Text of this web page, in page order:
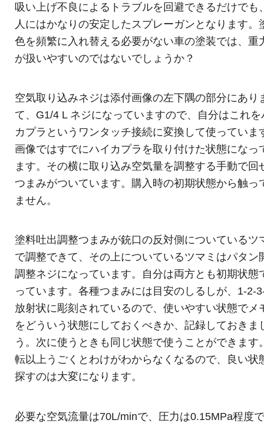
吸い上げ不良によるトラブルを回避できるだけでも
人にはかなりの安定したスプレーガンとなります。
色を頻繁に入れ替える必要がない車の塗装では、重
が扱いやすいのではないでしょうか？
空気取り込みネジは添付画像の左下隅の部分にあり
て、G1/4 L ネジになっていますので、自分はこれを
カプラというワンタッチ接続に変換して使っていま
画像ではすでにハイカプラを取り付けた状態になっ
ます。その横に取り込み空気量を調整する手動で回
つまみがついています。購入時の初期状態から触っ
ません。
塗料吐出調整つまみが銃口の反対側についているツ
で調整できて、その上についているツマミはパタン
調整ネジになっています。自分は両方とも初期状態
っています。各種つまみには目安のしるしが、1-2-
放射状に彫刻されているので、使いやすい状態でメ
をどういう状態にしておくべきか、記録しておきま
う。次に使うときも同じ状態で使うことができます
転以上うごくとわけがわからなくなるので、良い状
探すのは大変になります。
必要な空気流量は70L/minで、圧力は0.15MPa程度